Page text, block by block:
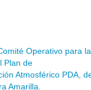
Operativo para la
Plan de
Atmosférico PDA,
Amarilla.